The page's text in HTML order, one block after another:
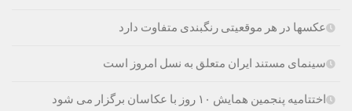
عکسها در هر موقعیتی رنگبندی متفاوت دارد
سینمای مستند ایران متعلق به نسل امروز است
اختتامیه پنجمین همایش ۱۰ روز با عکاسان برگزار می شود